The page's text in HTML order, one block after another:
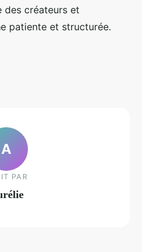
des créateurs et
patiente et structurée.
A
PAR